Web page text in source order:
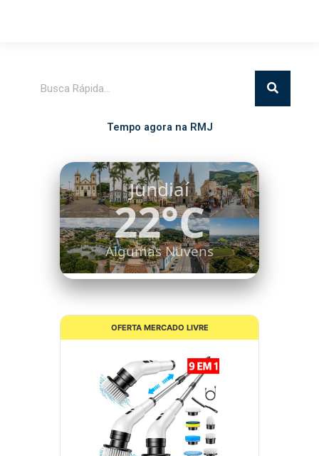
Tempo agora na RMJ
Itatiba
21°C
Céu Limpo
OFERTA MERCADO LIVRE